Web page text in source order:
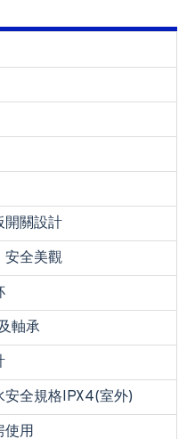
開關設計
安全美觀
軸承
安全規格IPX4(室外)
使用